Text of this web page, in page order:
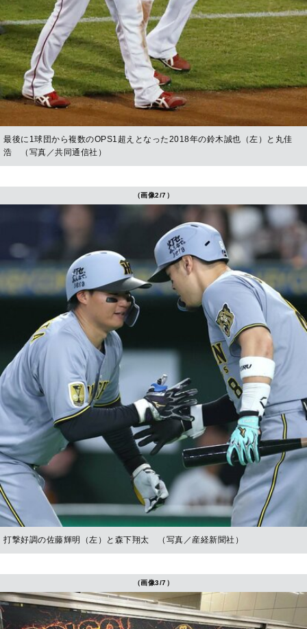
最後に1球団から複数のOPS1超えとなった2018年の鈴木誠也（左）と丸佳
浩 （写真／共同通信社）
（画像2/7）
打撃好調の佐藤輝明（左）と森下翔太 （写真／産経新聞社）
（画像3/7）